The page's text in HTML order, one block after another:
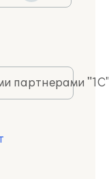
партнерами